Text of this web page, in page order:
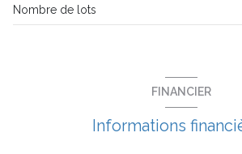
interphone
Nombre de lots
FINANCIER
Informations